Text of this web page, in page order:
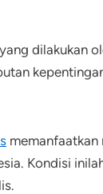
dilakukan
memanfaatkan
Kondisi